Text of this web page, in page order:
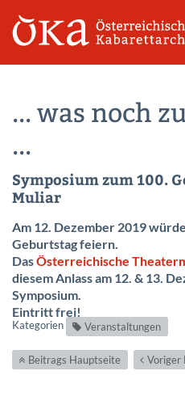
... was noch
...
Symposium zum 100.
Muliar
Am 12. Dezember 2019 würde
Geburtstag feiern.
DasÖsterreichische
diesem Anlass am 12. & 13.
Symposium.
Eintritt frei!
Kategorien Veranstaltungen
Beitrags Hauptseite Voriger